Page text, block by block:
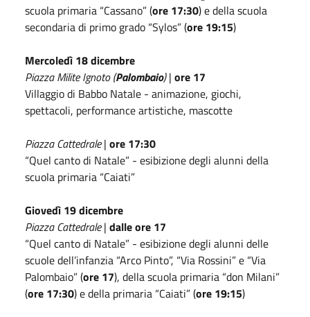
scuola primaria “Cassano” (ore 17:30) e della scuola
secondaria di primo grado “Sylos” (ore 19:15)
Mercoledì 18 dicembre
Piazza Milite Ignoto (Palombaio)| ore 17
Villaggio di Babbo Natale - animazione, giochi,
spettacoli, performance artistiche, mascotte
Piazza Cattedrale| ore 17:30
“Quel canto di Natale” - esibizione degli alunni della
scuola primaria “Caiati”
Giovedì 19 dicembre
Piazza Cattedrale| dalle ore 17
“Quel canto di Natale” - esibizione degli alunni delle
scuole dell’infanzia “Arco Pinto”, “Via Rossini” e “Via
Palombaio” (ore 17), della scuola primaria “don Milani”
(ore 17:30) e della primaria “Caiati” (ore 19:15)